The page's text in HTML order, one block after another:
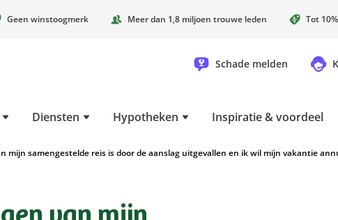
Geen winstoogmerk Meer dan 1,8 miljoen trouwe leden Tot
Schade melden
Diensten Hypotheken Inspiratie & voordeel
mijn samengestelde reis is door de aanslag uitgevallen en ik wil mijn vakantie